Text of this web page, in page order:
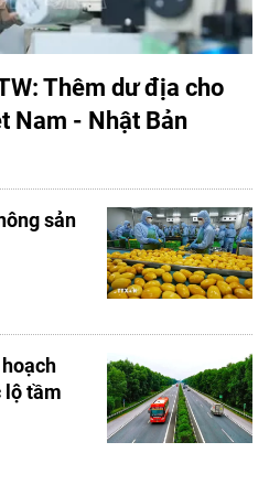
Thêm dư địa cho
Nam - Nhật Bản
sản
lộ tầm